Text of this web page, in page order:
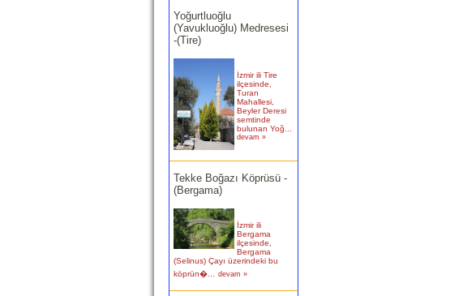
(Yavukluoğlu) Medresesi
-(Tire)
ilçesinde,
Turan
Mahallesi,
Beyler Deresi
semtinde
bulunan Yoğ...
devam »
Tekke Boğazı Köprüsü -
(Bergama)
Bergama
ilçesinde,
Bergama
(Selinus) Çayı üzerindeki bu
köprün�... devam »